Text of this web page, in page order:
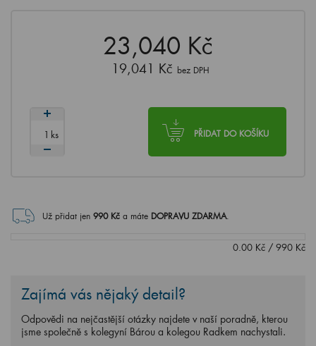
23,040 Kč
19,041 Kč bez DPH
PŘIDAT DO KOŠÍKU
ks
Už přidat jen 990Kč a máte DOPRAVU ZDARMA.
0.00 Kč / 990 Kč
Zajímá vás nějaký detail?
Odpovědi na nejčastější otázky najdete v naší poradně, kterou
jsme společně s kolegyní Bárou a kolegou Radkem nachystali.